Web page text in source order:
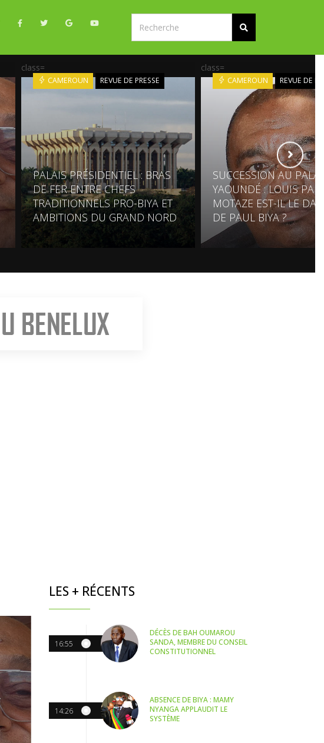
class=
CAMEROUN REVUE DE PRESSE
PALAIS PRÉSIDENTIEL : BRAS
DE FER ENTRE CHEFS
TRADITIONNELS PRO-BIYA ET
AMBITIONS DU GRAND NORD
class=
CAMEROUN REVUE DE
SUCCESSION AU
YAOUNDÉ : LOUIS
MOTAZE EST-IL LE
DE PAUL BIYA ?
LES + RÉCENTS
16:55
DÉCÈS DE BAH OUMAROU
SANDA, MEMBRE DU CONSEIL
CONSTITUTIONNEL
14:26
ABSENCE DE BIYA : MAMY
NYANGA APPLAUDIT LE
SYSTÈME